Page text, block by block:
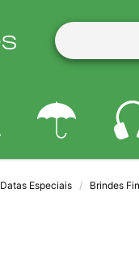
Datas Especiais Brindes